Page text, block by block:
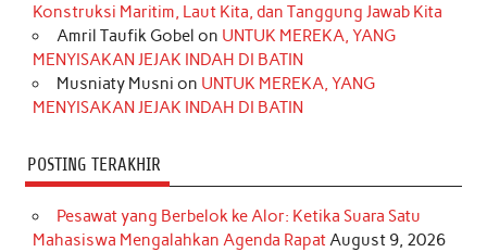
k
a
m
s
t
n
Konstruksi Maritim, Laut Kita, dan Tanggung Jawab Kita
Amril Taufik Gobel on UNTUK MEREKA, YANG
MENYISAKAN JEJAK INDAH DI BATIN
Musniaty Musni on UNTUK MEREKA, YANG
MENYISAKAN JEJAK INDAH DI BATIN
POSTING TERAKHIR
Pesawat yang Berbelok ke Alor: Ketika Suara Satu
Mahasiswa Mengalahkan Agenda RapatAugust 9, 2026